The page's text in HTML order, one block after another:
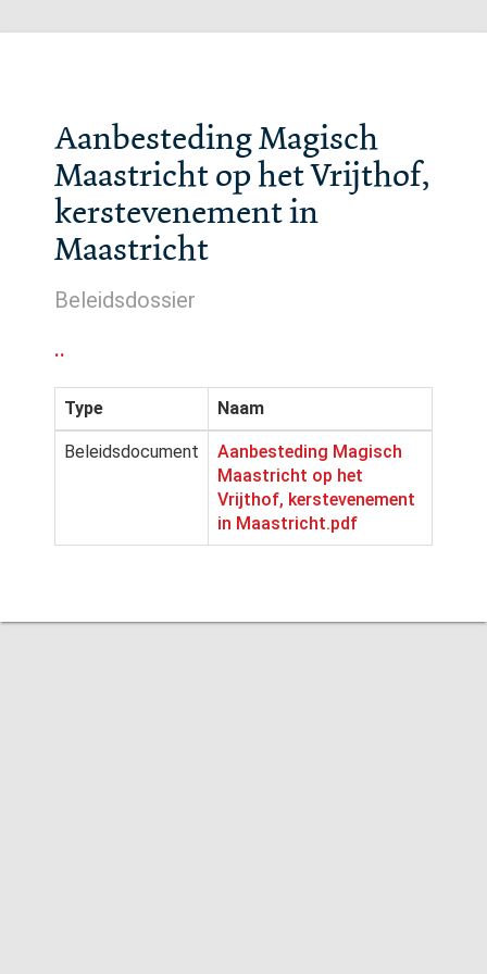
Aanbesteding Magisch
Maastricht op het Vrijthof,
kerstevenement in
Maastricht
Beleidsdossier
..
Type Naam
Beleidsdocument
Aanbesteding Magisch
Maastricht op het
Vrijthof, kerstevenement
in Maastricht.pdf